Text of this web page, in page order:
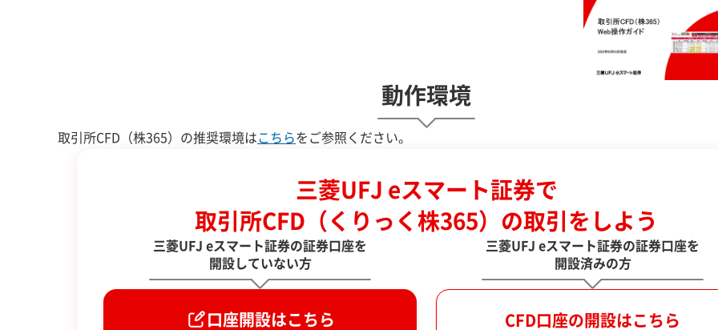
動作環境
取引所CFD（株365）の推奨環境はこちらをご参照ください。
三菱UFJ eスマート証券で
取引所CFD（くりっく株365）の取引をしよう
三菱UFJ eスマート証券の証券口座を
開設していない方
口座開設はこちら
三菱UFJ eスマート証券の証券口座を
開設済みの方
CFD口座の開設はこちら